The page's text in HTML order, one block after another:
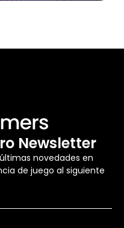
Newsletter
novedades en
de juego al siguiente